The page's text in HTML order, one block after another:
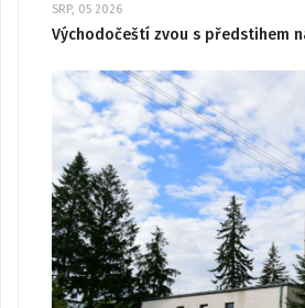
SRP, 05 2026
Východočeští zvou s předstihem